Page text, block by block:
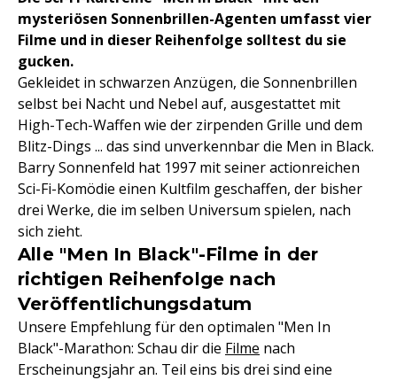
mysteriösen Sonnenbrillen-Agenten umfasst vier
Filme und in dieser Reihenfolge solltest du sie
gucken.
Gekleidet in schwarzen Anzügen, die Sonnenbrillen
selbst bei Nacht und Nebel auf, ausgestattet mit
High-Tech-Waffen wie der zirpenden Grille und dem
Blitz-Dings ... das sind unverkennbar die Men in Black.
Barry Sonnenfeld hat 1997 mit seiner actionreichen
Sci-Fi-Komödie einen Kultfilm geschaffen, der bisher
drei Werke, die im selben Universum spielen, nach
sich zieht.
Alle "Men In Black"-Filme in der
richtigen Reihenfolge nach
Veröffentlichungsdatum
Unsere Empfehlung für den optimalen "Men In
Black"-Marathon: Schau dir die Filme nach
Erscheinungsjahr an. Teil eins bis drei sind eine